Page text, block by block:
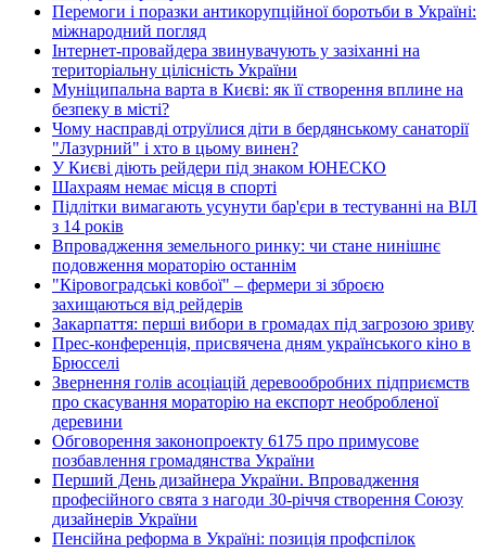
Перемоги і поразки антикорупційної боротьби в Україні:
міжнародний погляд
Інтернет-провайдера звинувачують у зазіханні на
територіальну цілісність України
Муніципальна варта в Києві: як її створення вплине на
безпеку в місті?
Чому насправді отруїлися діти в бердянському санаторії
"Лазурний" і хто в цьому винен?
У Києві діють рейдери під знаком ЮНЕСКО
Шахраям немає місця в спорті
Підлітки вимагають усунути бар'єри в тестуванні на ВІЛ
з 14 років
Впровадження земельного ринку: чи стане нинішнє
подовження мораторію останнім
"Кіровоградські ковбої" – фермери зі зброєю
захищаються від рейдерів
Закарпаття: перші вибори в громадах під загрозою зриву
Прес-конференція, присвячена дням українського кіно в
Брюсселі
Звернення голів асоціацій деревообробних підприємств
про скасування мораторію на експорт необробленої
деревини
Обговорення законопроекту 6175 про примусове
позбавлення громадянства України
Перший День дизайнера України. Впровадження
професійного свята з нагоди 30-річчя створення Союзу
дизайнерів України
Пенсійна реформа в Україні: позиція профспілок